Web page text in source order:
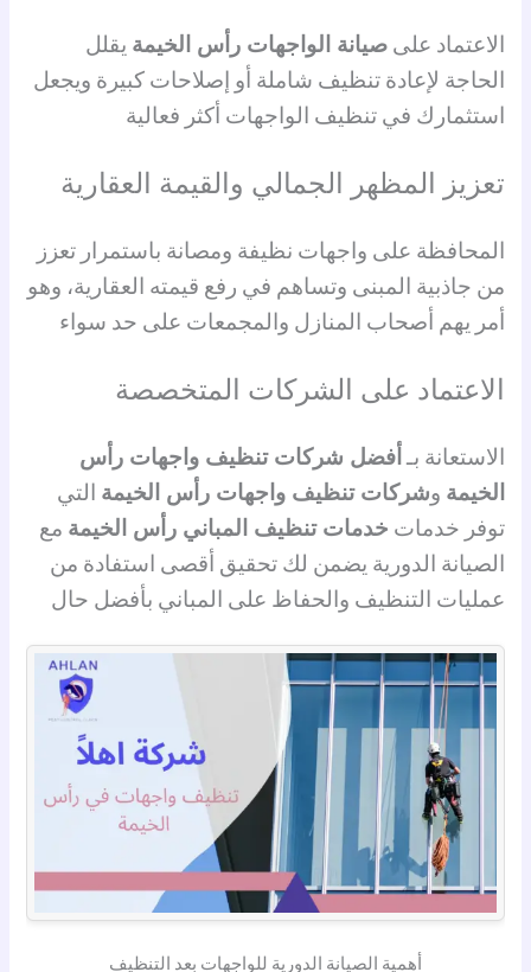
الاعتماد علىصيانة الواجهات رأس الخيمة يقلل
الحاجة لإعادة تنظيف شاملة أو إصلاحات كبيرة ويجعل
استثمارك في تنظيف الواجهات أكثر فعالية
تعزيز المظهر الجمالي والقيمة العقارية
المحافظة على واجهات نظيفة ومصانة باستمرار تعزز
من جاذبية المبنى وتساهم في رفع قيمته العقارية، وهو
أمر يهم أصحاب المنازل والمجمعات على حد سواء
الاعتماد على الشركات المتخصصة
الاستعانة بـ أفضل شركات تنظيف واجهات رأس
الخيمة وشركات تنظيف واجهات رأس الخيمة التي
توفر خدمات خدمات تنظيف المباني رأس الخيمة مع
الصيانة الدورية يضمن لك تحقيق أقصى استفادة من
عمليات التنظيف والحفاظ على المباني بأفضل حال
أهمية الصيانة الدورية للواجهات بعد التنظيف